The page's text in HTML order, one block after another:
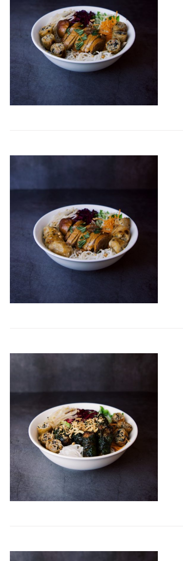
ADD TO CART / DÉTAILS
ADD TO CART / DÉTAILS
ADD TO CART / DÉTAILS